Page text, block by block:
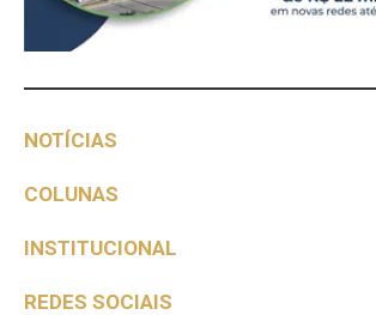
NOTÍCIAS
COLUNAS
INSTITUCIONAL
REDES SOCIAIS